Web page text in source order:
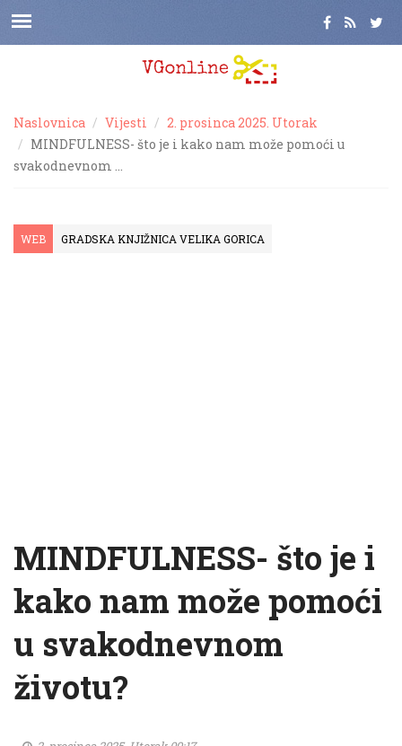
Naslovnica Vijesti
2. prosinca 2025. Utorak
MINDFULNESS- što je i kako nam može pomoći u
svakodnevnom …
WEB GRADSKA KNJIŽNICA VELIKA GORICA
MINDFULNESS- što je i
kako nam može pomoći
u svakodnevnom
životu?